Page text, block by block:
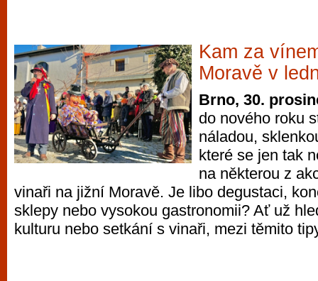
Kam za
Moravě v
Brno, 30.
do nového roku
náladou,
které se jen tak
na některou z
vinaři na jižní Moravě. Je libo degustaci,
sklepy nebo vysokou gastronomii? Ať už
kulturu nebo setkání s vinaři, mezi těmito